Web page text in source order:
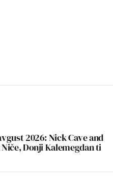
2026: Nick Cave and
Niče, Donji Kalemegdan ti